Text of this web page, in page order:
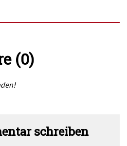
(0)
schreiben